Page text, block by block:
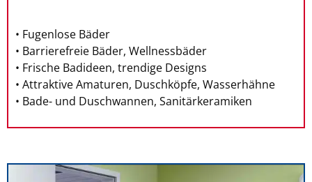
• Fugenlose Bäder
• Barrierefreie Bäder, Wellnessbäder
• Frische Badideen, trendige Designs
• Attraktive Amaturen, Duschköpfe, Wasserhähne
• Bade- und Duschwannen, Sanitärkeramiken